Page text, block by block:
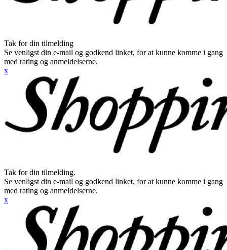
Tak for din tilmelding
Se venligst din e-mail og godkend linket, for at kunne komme i gang
med rating og anmeldelserne.
x
Tak for din tilmelding.
Se venligst din e-mail og godkend linket, for at kunne komme i gang
med rating og anmeldelserne.
x